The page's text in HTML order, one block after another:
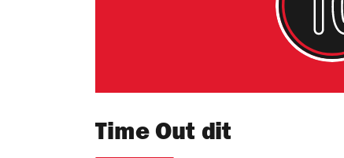
Time Out dit